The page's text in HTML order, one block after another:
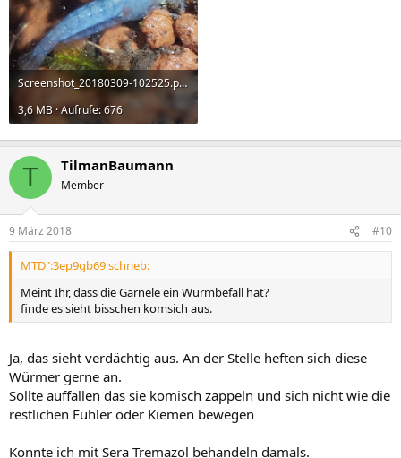
Screenshot_20180309-102525.png
3,6 MB · Aufrufe: 676
T TilmanBaumann
Member
9 März 2018 #10
MTD":3ep9gb69 schrieb:
Meint Ihr, dass die Garnele ein Wurmbefall hat?
finde es sieht bisschen komsich aus.
Ja, das sieht verdächtig aus. An der Stelle heften sich diese
Würmer gerne an.
Sollte auffallen das sie komisch zappeln und sich nicht wie die
restlichen Fuhler oder Kiemen bewegen
Konnte ich mit Sera Tremazol behandeln damals.